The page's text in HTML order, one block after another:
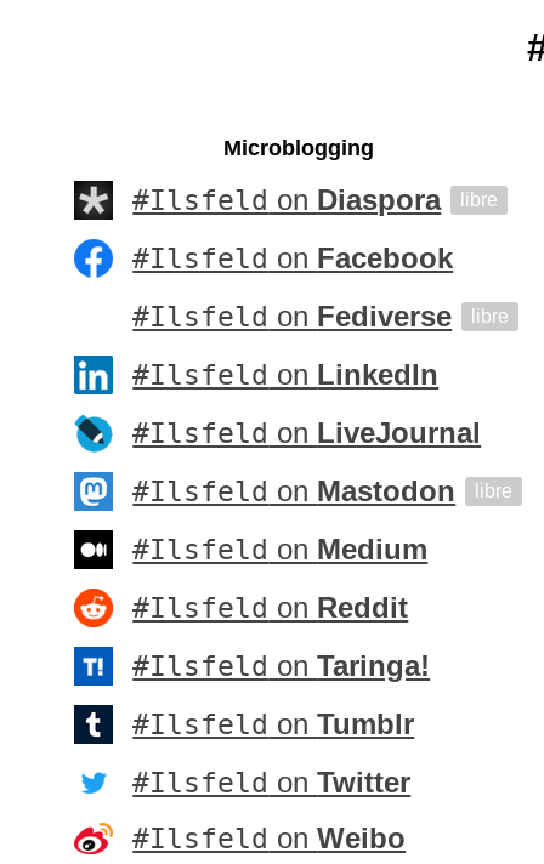
Microblogging
#Ilsfeld on Diaspora libre
#Ilsfeld on Facebook
#Ilsfeld on Fediverse libre
#Ilsfeld on LinkedIn
#Ilsfeld on LiveJournal
#Ilsfeld on Mastodon libre
#Ilsfeld on Medium
#Ilsfeld on Reddit
#Ilsfeld onTaringa!
#Ilsfeld onTumblr
#Ilsfeld onTwitter
#Ilsfeld onWeibo